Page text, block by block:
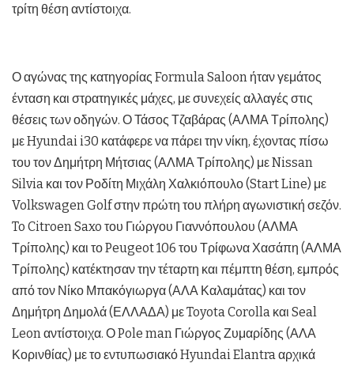
τρίτη θέση αντίστοιχα.
Ο αγώνας της κατηγορίας Formula Saloon ήταν γεμάτος
ένταση και στρατηγικές μάχες, με συνεχείς αλλαγές στις
θέσεις των οδηγών. Ο Τάσος Τζαβάρας (ΑΛΜΑ Τρίπολης)
με Hyundai i30 κατάφερε να πάρει την νίκη, έχοντας πίσω
του τον Δημήτρη Μήτσιας (ΑΛΜΑ Τρίπολης) με Nissan
Silvia και τον Ροδίτη Μιχάλη Χαλκιόπουλο (Start Line) με
Volkswagen Golf στην πρώτη του πλήρη αγωνιστική σεζόν.
To Citroen Saxo του Γιώργου Γιαννόπουλου (ΑΛΜΑ
Τρίπολης) και το Peugeot 106 του Τρίφωνα Χασάπη (ΑΛΜΑ
Τρίπολης) κατέκτησαν την τέταρτη και πέμπτη θέση, εμπρός
από τον Νίκο Μπακόγιωργα (ΑΛΑ Καλαμάτας) και τον
Δημήτρη Δημολά (ΕΛΛΑΔΑ) με Toyota Corolla και Seal
Leon αντίστοιχα. Ο Pole man Γιώργος Ζυμαρίδης (ΑΛΑ
Κορινθίας) με το εντυπωσιακό Hyundai Elantra αρχικά